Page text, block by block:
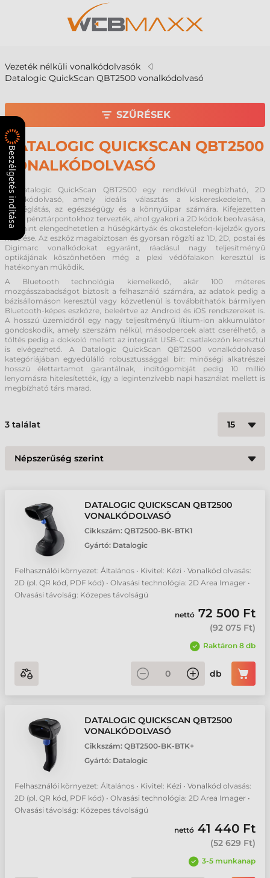
Vezeték nélküli vonalkódolvasók
Datalogic QuickScan QBT2500 vonalkódolvasó
DATALOGIC QUICKSCAN QBT2500
VONALKÓDOLVASÓ
A Datalogic QuickScan QBT2500 egy rendkívül megbízható, 2D
vonalkódolvasó, amely ideális választás a kiskereskedelem, a
vendéglátás, az egészségügy és a könnyűipar számára. Kifejezetten
olyan pénztárpontokhoz tervezték, ahol gyakori a 2D kódok beolvasása,
valamint elengedhetetlen a hűségkártyák és okostelefon-kijelzők gyors
kezelése. Az eszköz magabiztosan és gyorsan rögzíti az 1D, 2D, postai és
Digimarc vonalkódokat egyaránt, ráadásul nagy teljesítményű
optikájának köszönhetően még a plexi védőfalakon keresztül is
hatékonyan működik.
A Bluetooth technológia kiemelkedő, akár 100 méteres
mozgásszabadságot biztosít a felhasználó számára, az adatok pedig a
bázisállomáson keresztül vagy közvetlenül is továbbíthatók bármilyen
Bluetooth-képes eszközre, beleértve az Android és iOS rendszereket is.
A hosszú üzemidőről egy nagy teljesítményű lítium-ion akkumulátor
gondoskodik, amely szerszám nélkül, másodpercek alatt cserélhető, a
töltés pedig a dokkoló mellett az integrált USB-C csatlakozón keresztül
is elvégezhető. A Datalogic QuickScan QBT2500 vonalkódolvasó
kategóriájában egyedülálló robusztussággal bír: minőségi alkatrészei
hosszú élettartamot garantálnak, indítógombját pedig 10 millió
lenyomásra hitelesítették, így a legintenzívebb napi használat mellett is
megbízható társ marad.
3 találat
DATALOGIC QUICKSCAN QBT2500
VONALKÓDOLVASÓ
Cikkszám: QBT2500-BK-BTK1
Gyártó: Datalogic
Felhasználói környezet: Általános • Kivitel: Kézi • Vonalkód olvasás:
2D (pl. QR kód, PDF kód) • Olvasási technológia: 2D Area Imager •
Olvasási távolság: Közepes távolságú
nettó 72 500 Ft
(92 075 Ft)
Raktáron 8 db
db
DATALOGIC QUICKSCAN QBT2500
VONALKÓDOLVASÓ
Cikkszám: QBT2500-BK-BTK+
Gyártó: Datalogic
Felhasználói környezet: Általános • Kivitel: Kézi • Vonalkód olvasás:
2D (pl. QR kód, PDF kód) • Olvasási technológia: 2D Area Imager •
Olvasási távolság: Közepes távolságú
nettó 41 440 Ft
(52 629 Ft)
3-5 munkanap
SZŰRÉSEK
Beszélgetés indítása